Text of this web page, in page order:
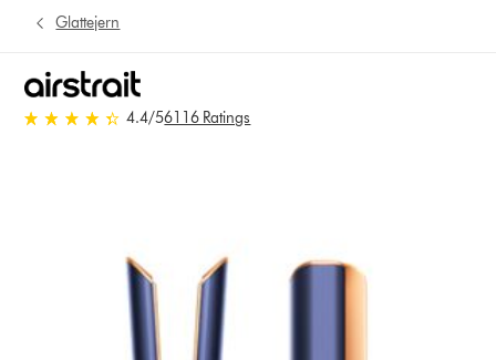
Glattejern
4.4 stjerner af 5 fra 6116 Ratings
4.4/56116 Ratings